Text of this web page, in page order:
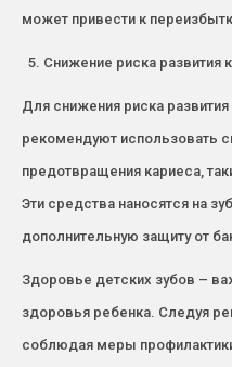
может привести к
Снижение риска развития
Для снижения риска
рекомендуют использовать
предотвращения кариеса,
Эти средства наносятся на
дополнительную защиту от
Здоровье детских зубов –
здоровья ребенка. Следуя
соблюдая меры